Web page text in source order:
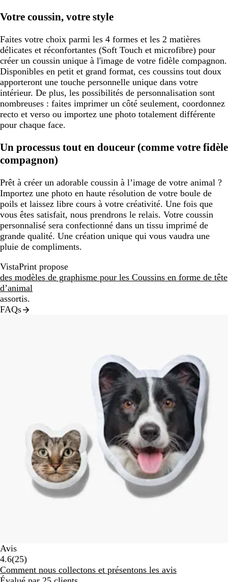
Votre coussin, votre style
Faites votre choix parmi les 4 formes et les 2 matières
délicates et réconfortantes (Soft Touch et microfibre) pour
créer un coussin unique à l'image de votre fidèle compagnon.
Disponibles en petit et grand format, ces coussins tout doux
apporteront une touche personnelle unique dans votre
intérieur. De plus, les possibilités de personnalisation sont
nombreuses : faites imprimer un côté seulement, coordonnez
recto et verso ou importez une photo totalement différente
pour chaque face.
Un processus tout en douceur (comme votre fidèle
compagnon)
Prêt à créer un adorable coussin à l’image de votre animal ?
Importez une photo en haute résolution de votre boule de
poils et laissez libre cours à votre créativité. Une fois que
vous êtes satisfait, nous prendrons le relais. Votre coussin
personnalisé sera confectionné dans un tissu imprimé de
grande qualité. Une création unique qui vous vaudra une
pluie de compliments.
VistaPrint propose
des modèles de graphisme pour les Coussins en forme de tête
d’animal
assortis.
FAQs
Avis
4.6(2525
avis
)
Comment nous collectons et présentons les avis